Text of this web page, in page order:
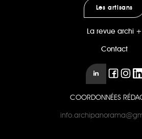
Les artisans
La revue archi +
Contact
COORDONNÉES